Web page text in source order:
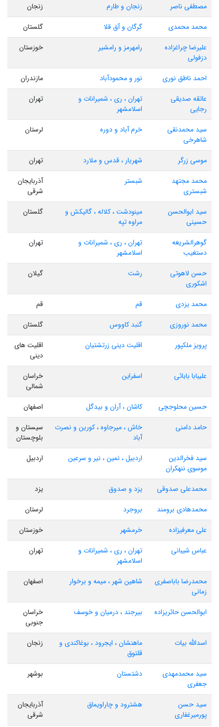
مصطفی ناصر
زنجان و طارم
زنجان
محمد محمدی
گرگان و آق قلا
گلستان
علیرضا چراغزاده
دزفولی
رامهرمز و رامشیر خوزستان
احمد ناطق نوری نور و محمودآباد
مازندران
عاتقه صدیقی
رجایی
تهران ، ری ، شمیرانات و
اسلامشهر
تهران
سید محمدنقی
شاهرخی
خرم آباد و دوره لرستان
موسی زرگر شهریار ، قدس و ملارد
تهران
محمد مجتهد
شبستری
شبستر
آذربایجان
شرقی
سید ابوالحسن
حسینی
مینودشت ، کلاله ، گالیکش و
مراوه تپه
گلستان
گوهرالشریعه
دستغیب
تهران ، ری ، شمیرانات و
اسلامشهر
تهران
حسن لاهوتی
اشکوری
رشت گیلان
محمد یزدی قم
قم
محمد نوروزی
گنبد کاووس
گلستان
پرویز ملکپور
اقلیت دینی زرتشتیان
اقلیت های
دینی
علیبابا بابائی
اسفراین
خراسان
شمالی
حسین محلوجچی
کاشان ، آران و بیدگل
اصفهان
حامد دامنی
خاش ، میرجاوه ، کورین و نصرت
آباد
سیستان و
بلوچستان
سید فخرالدین
موسوی ننهکران
اردبیل ، نمین ، نیر و سرعین اردبیل
محمدعلی صدوقی یزد و صدوق
یزد
محمدهادی برومند
بروجرد
لرستان
علی معرفیزاده
خرمشهر
خوزستان
عباس شیبانی
تهران ، ری ، شمیرانات و
اسلامشهر
تهران
محمدرضا باباصفری
زمانی
شاهین شهر ، میمه و برخوار اصفهان
ابوالحسن حائریزاده بیرجند ، درمیان و خوسف
خراسان
جنوبی
اسدالله بیات
ماهنشان ، ایجرود ، بوغاکندی و
قلتوق
زنجان
سید محمدمهدی
جعفری
دشتستان بوشهر
سید حسن
پورمیرغفاری
هشترود و چاراویماق
آذربایجان
شرقی